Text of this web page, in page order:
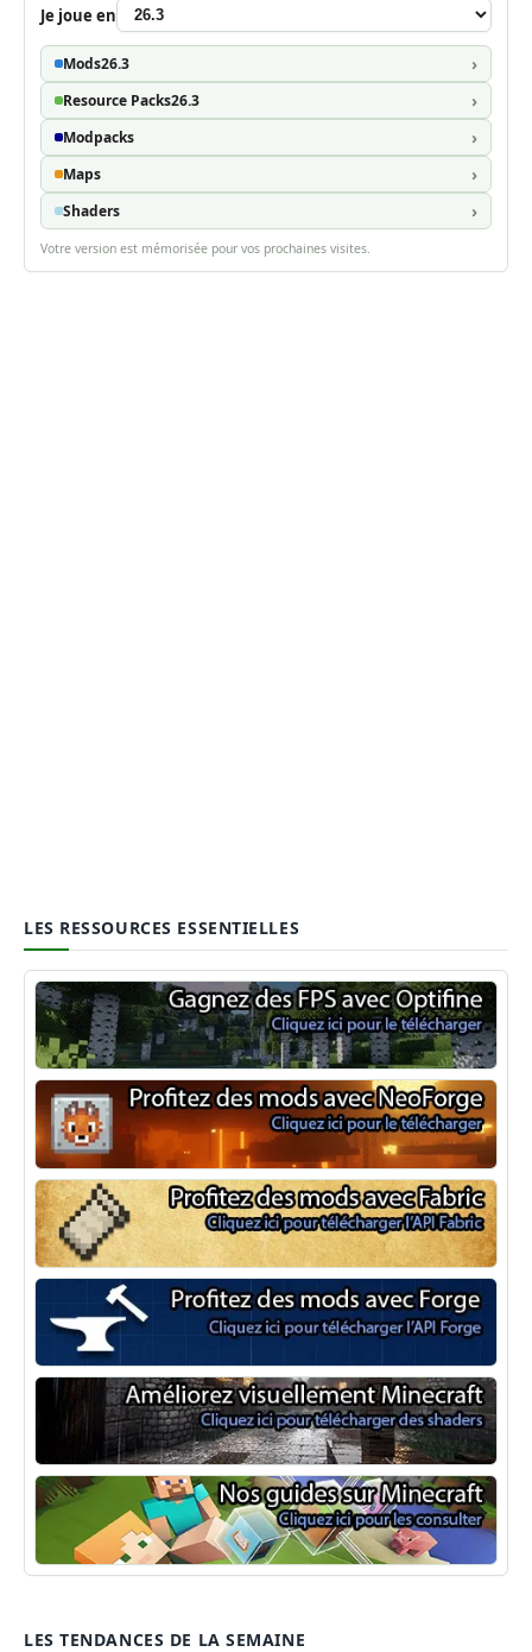
Je joue en
Mods26.3
Resource Packs26.3
Modpacks
Maps
Shaders
Votre version est mémorisée pour vos prochaines visites.
LES RESSOURCES ESSENTIELLES
Optifine
NeoForge
Minecraft Fabric
Minecraft Forge
Shaders Minecraft
Guide Minecraft
LES TENDANCES DE LA SEMAINE